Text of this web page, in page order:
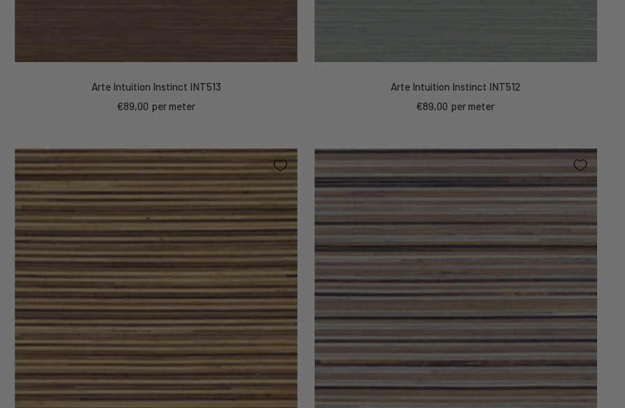
Arte Intuition Instinct INT513
Kortings
€89,00 per meter
Arte Intuition Instinct INT512
Kortings
€89,00 per meter